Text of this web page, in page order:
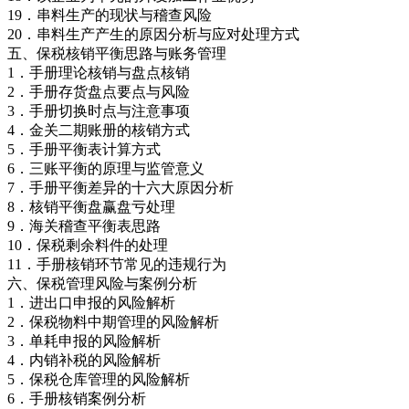
19．串料生产的现状与稽查风险
20．串料生产产生的原因分析与应对处理方式
五、保税核销平衡思路与账务管理
1．手册理论核销与盘点核销
2．手册存货盘点要点与风险
3．手册切换时点与注意事项
4．金关二期账册的核销方式
5．手册平衡表计算方式
6．三账平衡的原理与监管意义
7．手册平衡差异的十六大原因分析
8．核销平衡盘赢盘亏处理
9．海关稽查平衡表思路
10．保税剩余料件的处理
11．手册核销环节常见的违规行为
六、保税管理风险与案例分析
1．进出口申报的风险解析
2．保税物料中期管理的风险解析
3．单耗申报的风险解析
4．内销补税的风险解析
5．保税仓库管理的风险解析
6．手册核销案例分析